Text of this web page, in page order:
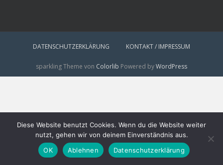
DATENSCHUTZERKLÄRUNG KONTAKT / IMPRESSUM
sparkling Theme von Colorlib Powered byWordPress
Diese Website benutzt Cookies. Wenn du die Website weiter
nutzt, gehen wir von deinem Einverständnis aus.
OK
Ablehnen Datenschutzerklärung